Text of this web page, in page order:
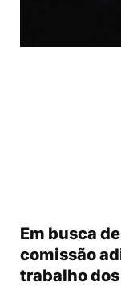
Em busca
comissão
trabalho